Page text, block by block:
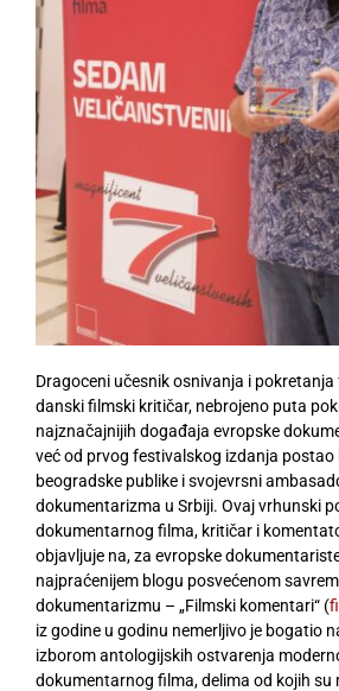
Dragoceni učesnik osnivanja i
danski filmski kritičar, nebrojeno puta
najznačajnijih događaja evropske
već od prvog festivalskog izdanja
beogradske publike i svojevrsni
dokumentarizma u Srbiji. Ovaj vrhunski
dokumentarnog filma, kritičar i
objavljuje na, za evropske
najpraćenijem blogu posvećenom
dokumentarizmu – „Filmski komentari“ (
iz godine u godinu nemerljivo je bogatio
izborom antologijskih ostvarenja
dokumentarnog filma, delima od kojih su